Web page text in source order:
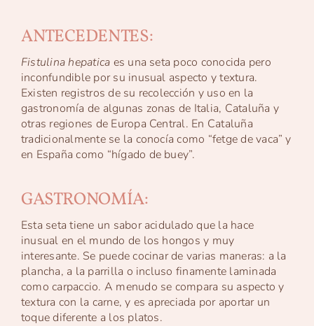
ANTECEDENTES:
Fistulina hepatica es una seta poco conocida pero
inconfundible por su inusual aspecto y textura.
Existen registros de su recolección y uso en la
gastronomía de algunas zonas de Italia, Cataluña y
otras regiones de Europa Central. En Cataluña
tradicionalmente se la conocía como “fetge de vaca” y
en España como “hígado de buey”.
GASTRONOMÍA:
Esta seta tiene un sabor acidulado que la hace
inusual en el mundo de los hongos y muy
interesante. Se puede cocinar de varias maneras: a la
plancha, a la parrilla o incluso finamente laminada
como carpaccio. A menudo se compara su aspecto y
textura con la carne, y es apreciada por aportar un
toque diferente a los platos.